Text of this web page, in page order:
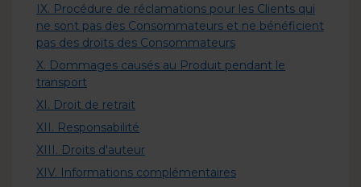
IX. Procédure de réclamations pour les Clients qui
ne sont pas des Consommateurs et ne bénéficient
pas des droits des Consommateurs
X. Dommages causés au Produit pendant le
transport
XI. Droit de retrait
XII. Responsabilité
XIII. Droits d'auteur
XIV. Informations complémentaires